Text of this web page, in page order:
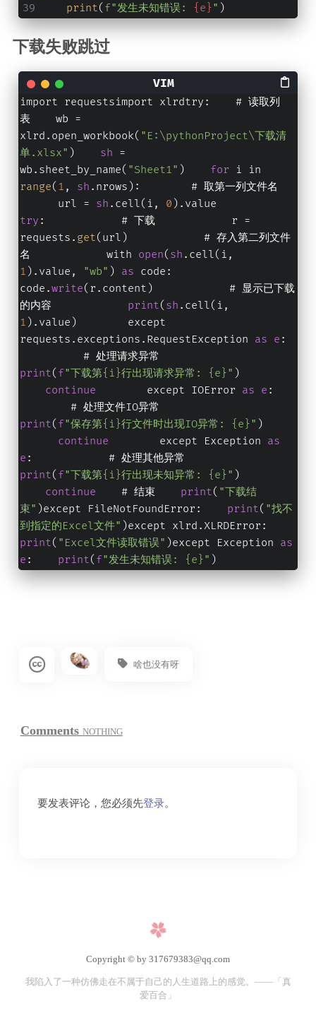
print( f"发生未知错误: {e}" )
下载失败跳过
import requestsimport xlrdtry:    # 读取列
表    wb =
xlrd.open_workbook( "E:\pythonProject\下载清
单.xlsx" ) sh =
wb.sheet_by_name( "Sheet1" ) for
range( 1 , sh .nrows):        # 取第一列文件名
url = sh .cell(i, 0
try :            # 下载            r =
requests. get(url)            # 存入第二列文件
名            with open( sh
1 ).value, "wb" ) as code:
code.write(r.content)            # 显示已下载
的内容 print( sh
1 ).value)        except
requests.exceptions.RequestException as e :
print( f"下载第{i}行出现请求异常: {e}" )
continue except IOError as e :
print( f"保存第{i}行文件时出现IO异常: {e}" )
continue except Exception as
e
print( f"下载第{i}行出现未知异常: {e}" )
continue # 结束 print( "下载结
束" )except FileNotFoundError: print( "找不
到指定的Excel文件"
print( "Excel文件读取错误" )except Exception as
e : print( f"发生未知错误: {e}" )
啥也没有呀
Comments NOTHING
要发表评论，您必须先登录。
Copyright © by 317679383@qq.com
我陷入了一种仿佛走在不属于自己的人生道路上的感觉。——「真
爱百合」